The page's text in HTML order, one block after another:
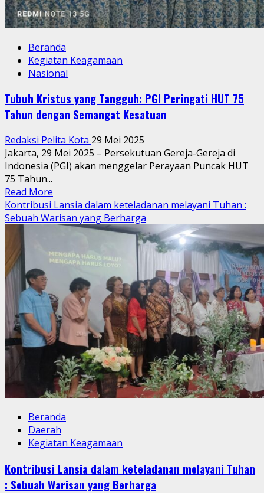
Beranda
Kegiatan Keagamaan
Nasional
Tubuh Kristus yang Tangguh: PGI Peringati HUT 75
Tahun dengan Semangat Kesatuan
Redaksi Pelita Kota 29 Mei 2025
Jakarta, 29 Mei 2025 – Persekutuan Gereja-Gereja di
Indonesia (PGI) akan menggelar Perayaan Puncak HUT
75 Tahun...
Read More
more
about
Tubuh
yang
Tangguh:
Peringati
HUT
75
Tahun
dengan
Semangat
Kesatuan
Kontribusi Lansia dalam keteladanan melayani Tuhan :
Sebuah Warisan yang Berharga
Beranda
Daerah
Kegiatan Keagamaan
Kontribusi Lansia dalam keteladanan melayani Tuhan
: Sebuah Warisan yang Berharga